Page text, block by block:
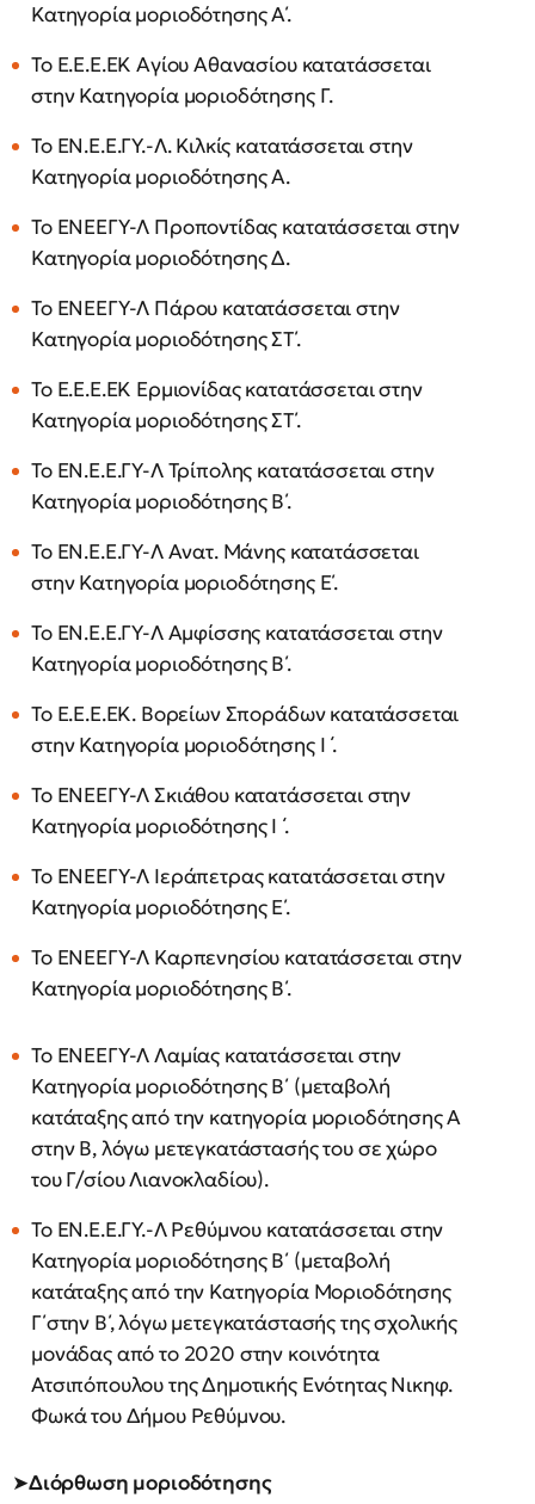
Κατηγορία μοριοδότησης Α΄.
Το Ε.Ε.Ε.ΕΚ Αγίου Αθανασίου κατατάσσεται
στην Κατηγορία μοριοδότησης Γ.
Το ΕΝ.Ε.Ε.ΓΥ.-Λ. Κιλκίς κατατάσσεται στην
Κατηγορία μοριοδότησης Α.
Το ΕΝΕΕΓΥ-Λ Προποντίδας κατατάσσεται στην
Κατηγορία μοριοδότησης Δ.
Το ΕΝΕΕΓΥ-Λ Πάρου κατατάσσεται στην
Κατηγορία μοριοδότησης ΣΤ΄.
Το Ε.Ε.Ε.ΕΚ Ερμιονίδας κατατάσσεται στην
Κατηγορία μοριοδότησης ΣΤ΄.
Το ΕΝ.Ε.Ε.ΓΥ-Λ Τρίπολης κατατάσσεται στην
Κατηγορία μοριοδότησης Β΄.
Το ΕΝ.Ε.Ε.ΓΥ-Λ Ανατ. Μάνης κατατάσσεται
στην Κατηγορία μοριοδότησης Ε΄.
Το ΕΝ.Ε.Ε.ΓΥ-Λ Αμφίσσης κατατάσσεται στην
Κατηγορία μοριοδότησης Β΄.
Το Ε.Ε.Ε.ΕΚ. Βορείων Σποράδων κατατάσσεται
στην Κατηγορία μοριοδότησης Ι ΄.
Το ΕΝΕΕΓΥ-Λ Σκιάθου κατατάσσεται στην
Κατηγορία μοριοδότησης I ΄.
Το ΕΝΕΕΓΥ-Λ Ιεράπετρας κατατάσσεται στην
Κατηγορία μοριοδότησης Ε΄.
Το ΕΝΕΕΓΥ-Λ Καρπενησίου κατατάσσεται στην
Κατηγορία μοριοδότησης Β΄.
Το ΕΝΕΕΓΥ-Λ Λαμίας κατατάσσεται στην
Κατηγορία μοριοδότησης Β΄ (μεταβολή
κατάταξης από την κατηγορία μοριοδότησης Α
στην Β, λόγω μετεγκατάστασής του σε χώρο
του Γ/σίου Λιανοκλαδίου).
Το ΕΝ.Ε.Ε.ΓΥ.-Λ Ρεθύμνου κατατάσσεται στην
Κατηγορία μοριοδότησης Β΄ (μεταβολή
κατάταξης από την Κατηγορία Μοριοδότησης
Γ΄στην Β΄, λόγω μετεγκατάστασής της σχολικής
μονάδας από το 2020 στην κοινότητα
Ατσιπόπουλου της Δημοτικής Ενότητας Νικηφ.
Φωκά του Δήμου Ρεθύμνου.
➤Διόρθωση μοριοδότησης